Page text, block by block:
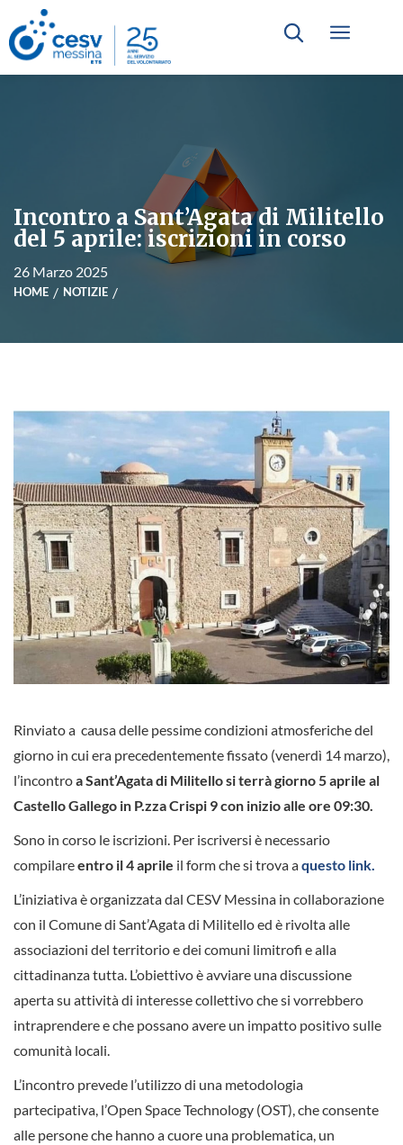
Incontro a Sant’Agata di Militello
del 5 aprile: iscrizioni in corso
26 Marzo 2025
HOME NOTIZIE
Rinviato a causa delle pessime condizioni atmosferiche del
giorno in cui era precedentemente fissato (venerdì 14 marzo),
l’incontroa Sant’Agata di Militello si terràgiorno 5 aprile al
Castello Gallego in P.zza Crispi 9 con inizio alle ore 09:30.
Sono in corso le iscrizioni. Per iscriversi è necessario
compilareentro il 4 aprile il form che si trova aquesto link.
L’iniziativa è organizzata dal CESV Messina in collaborazione
con il Comune di Sant’Agata di Militello ed è rivolta alle
associazioni del territorio e dei comuni limitrofi e alla
cittadinanza tutta. L’obiettivo è avviare una discussione
aperta su attività di interesse collettivo che si vorrebbero
intraprendere e che possano avere un impatto positivo sulle
comunità locali.
L’incontro prevede l’utilizzo di una metodologia
partecipativa, l’Open Space Technology (OST), che consente
alle persone che hanno a cuore una problematica, un